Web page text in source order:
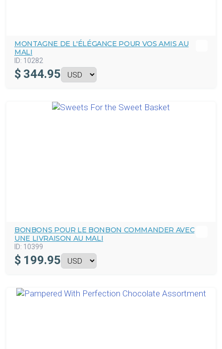
MONTAGNE DE L'ÉLÉGANCE POUR VOS AMIS AU
MALI
ID: 10282
$ 344.95
BONBONS POUR LE BONBON COMMANDER AVEC
UNE LIVRAISON AU MALI
ID: 10399
$ 199.95